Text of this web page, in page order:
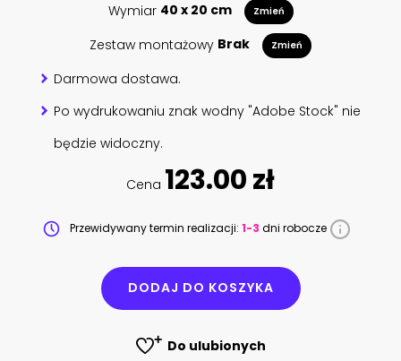
Wymiar 40 x 20 cm Zmień
Zestaw montażowy Brak Zmień
Darmowa dostawa.
Po wydrukowaniu znak wodny "Adobe Stock" nie
będzie widoczny.
Cena 123.00 zł
Przewidywany termin realizacji: 1-3 dni robocze
DODAJ DO KOSZYKA
Do ulubionych